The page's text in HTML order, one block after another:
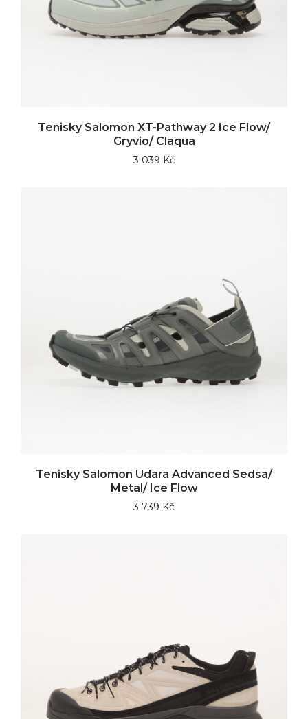
Tenisky Salomon XT-Pathway 2 Ice Flow/
Gryvio/ Claqua
3 039 Kč
Tenisky Salomon Udara Advanced Sedsa/
Metal/ Ice Flow
3 739 Kč